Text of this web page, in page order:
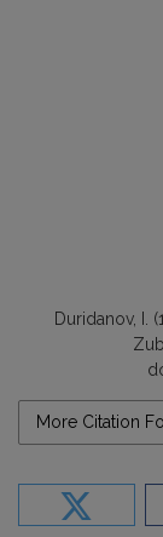
Duridanov, I.
More Citation